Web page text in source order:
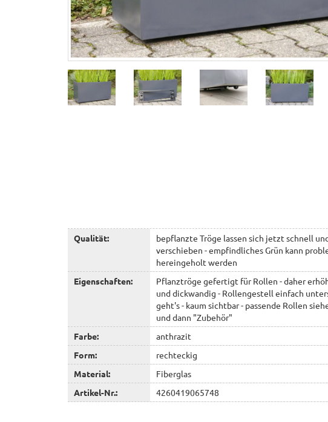
Qualität:
bepflanzte Tröge lassen sich jetzt schnell
verschieben - empfindliches Grün kann
hereingeholt werden
Eigenschaften:
Pflanztröge gefertigt für Rollen - daher
und dickwandig - Rollengestell einfach
geht's - kaum sichtbar - passende Rollen
und dann "Zubehör"
Farbe:
anthrazit
Form:
rechteckig
Material:
Fiberglas
Artikel-Nr.:
4260419065748